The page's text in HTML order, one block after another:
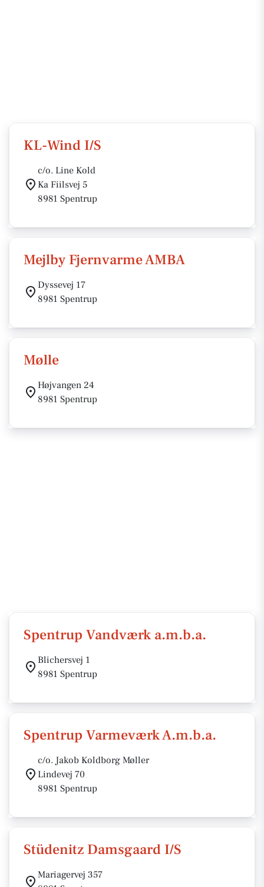
KL-Wind I/S
c/o. Line Kold
Ka Fiilsvej 5
8981 Spentrup
Mejlby Fjernvarme AMBA
Dyssevej 17
8981 Spentrup
Mølle
Højvangen 24
8981 Spentrup
Spentrup Vandværk a.m.b.a.
Blichersvej 1
8981 Spentrup
Spentrup Varmeværk A.m.b.a.
c/o. Jakob Koldborg Møller
Lindevej 70
8981 Spentrup
Stüdenitz Damsgaard I/S
Mariagervej 357